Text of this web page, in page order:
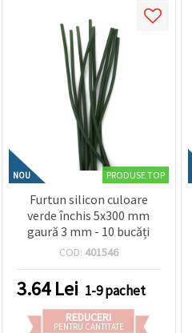
NOU PRODUSE TOP
Furtun silicon culoare
verde închis 5x300 mm
gaură 3 mm - 10 bucăți
COD: 401546
3.64Lei 1-9 pachet
REDUCERI
PENTRU CANTITATE